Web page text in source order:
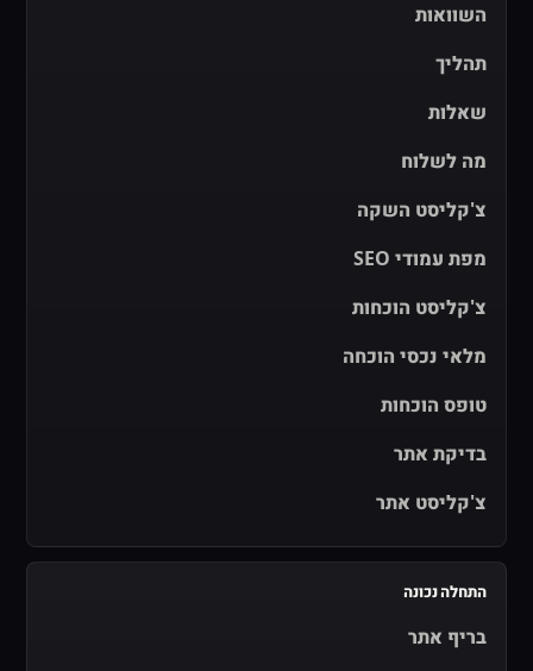
השוואות
תהליך
שאלות
מה לשלוח
צ'קליסט השקה
מפת עמודי SEO
צ'קליסט הוכחות
מלאי נכסי הוכחה
טופס הוכחות
בדיקת אתר
צ'קליסט אתר
התחלה נכונה
בריף אתר